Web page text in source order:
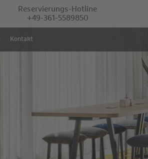
Reservierungs-Hotline
+49-361-5589850
Kontakt